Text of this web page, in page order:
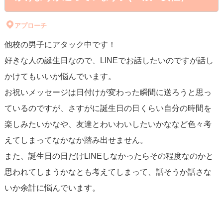
アプローチ
他校の男子にアタック中です！
好きな人の誕生日なので、LINEでお話したいのですが話し
かけてもいいか悩んでいます。
お祝いメッセージは日付けが変わった瞬間に送ろうと思っ
ているのですが、さすがに誕生日の日くらい自分の時間を
楽しみたいかなや、友達とわいわいしたいかななど色々考
えてしまってなかなか踏み出せません。
また、誕生日の日だけLINEしなかったらその程度なのかと
思われてしまうかなとも考えてしまって、話そうか話さな
いか余計に悩んでいます。